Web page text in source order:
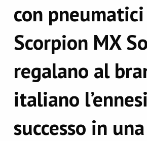
con
Scorpion MX
regalano al
italiano
successo in